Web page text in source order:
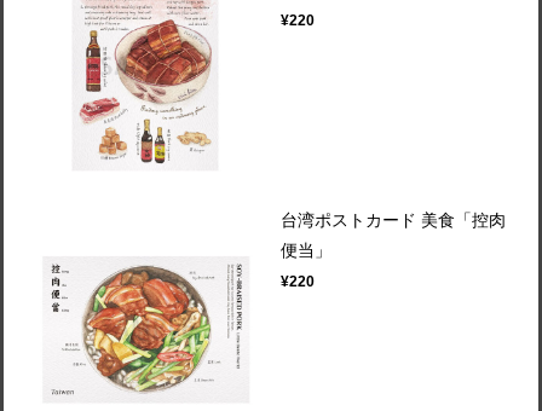
¥220
台湾ポストカード 美食「控肉
便当」
¥220